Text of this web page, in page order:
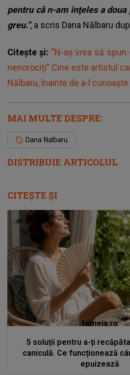
DISTRIBUIE ARTICOLUL
pentru că n-am înţeles a
greu.”, a scris Dana Nălbaru
Citește și: ”N-aș vrea să
nenorociți” Cine este artistul
Nălbaru, înainte de a-l
MAI MULTE DESPRE:
Dana Nalbaru
CITEȘTE ȘI
femeia.ro
5 soluții pentru a-ți
caniculă. Ce funcționează
epuizează